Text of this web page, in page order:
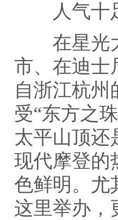
人气十
在星光大
市、在迪
自浙江杭
受“东方之
太平山顶还
现代摩登的
色鲜明。尤
这里举办，